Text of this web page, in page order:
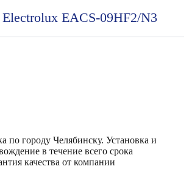
EACS-09HF2/N3
по городу Челябинску. Установка и
в течение всего срока
качества от компании